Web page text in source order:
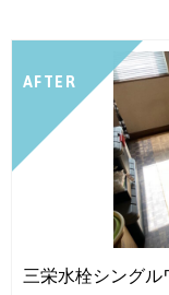
AFTER
三栄水栓シングル